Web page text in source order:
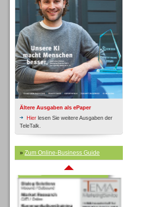
Ältere Ausgaben als ePaper
Hier lesen Sie weitere Ausgaben der
TeleTalk.
» Zum Online-Business Guide
Inbound
Inbound